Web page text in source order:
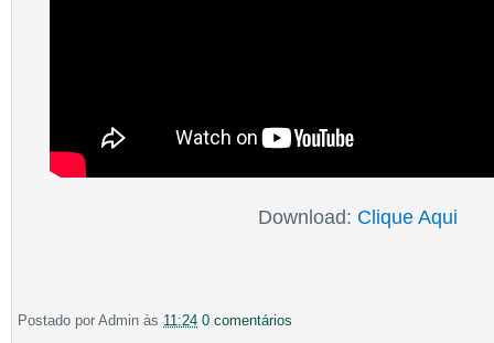
Download: Clique Aqui
Postado por Admin às 11:24 0 comentários